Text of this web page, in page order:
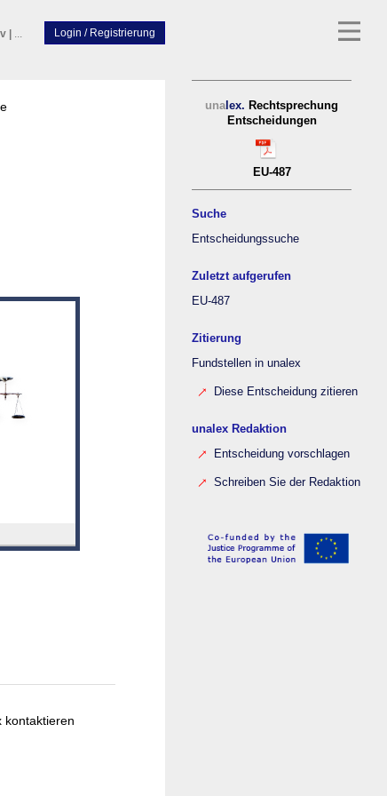
|
una lex. Rechtsprechung
Entscheidungen
EU-487
Suche
Entscheidungssuche
Zuletzt aufgerufen
EU-487
Zitierung
Fundstellen in unalex
Diese Entscheidung zitieren
unalex Redaktion
Entscheidung vorschlagen
Schreiben Sie der Redaktion
kontaktieren